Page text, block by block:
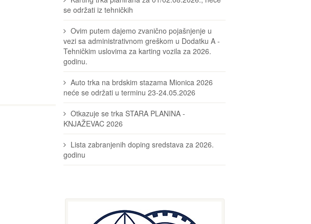
se održati iz tehničkih
Ovim putem dajemo zvanično pojašnjenje u
vezi sa administrativnom greškom u Dodatku A -
Tehničkim uslovima za karting vozila za 2026.
godinu.
Auto trka na brdskim stazama Mionica 2026
neće se održati u terminu 23-24.05.2026
Otkazuje se trka STARA PLANINA -
KNJAŽEVAC 2026
Lista zabranjenih doping sredstava za 2026.
godinu